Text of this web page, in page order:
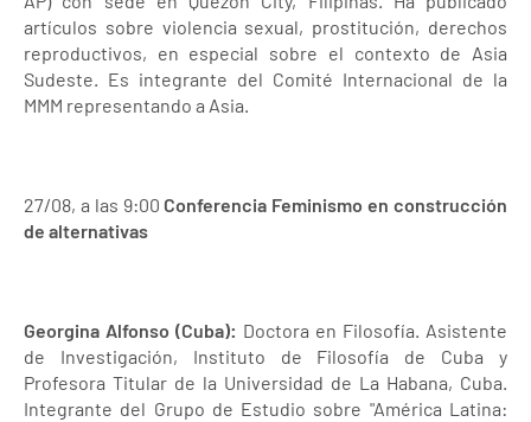
artículos sobre violencia sexual, prostitución, derechos
reproductivos, en especial sobre el contexto de Asia
Sudeste. Es integrante del Comité Internacional de la
MMM representando a Asia.
27/08, a las 9:00 Conferencia Feminismo en construcción
de alternativas
Georgina Alfonso (Cuba): Doctora en Filosofía. Asistente
de Investigación, Instituto de Filosofía de Cuba y
Profesora Titular de la Universidad de La Habana, Cuba.
Integrante del Grupo de Estudio sobre "América Latina: